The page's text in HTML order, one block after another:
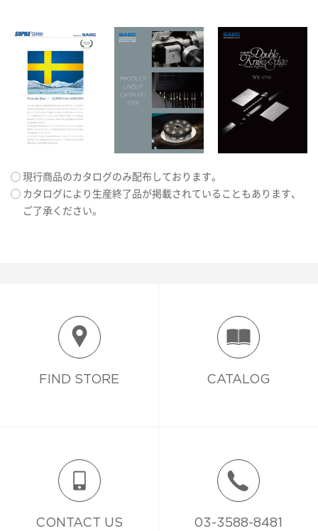
現行商品のカタログのみ配布しております。
カタログにより生産終了品が掲載されていることもあります、
ご了承ください。
FIND STORE CATALOG
CONTACT US 03-3588-8481